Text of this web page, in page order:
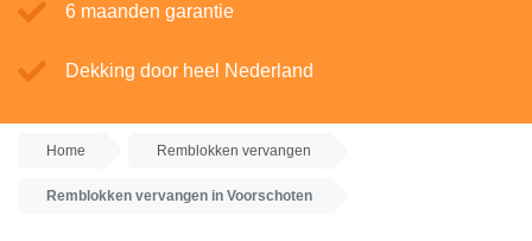
6 maanden garantie
Dekking door heel Nederland
Home Remblokken vervangen
Remblokken vervangen in Voorschoten